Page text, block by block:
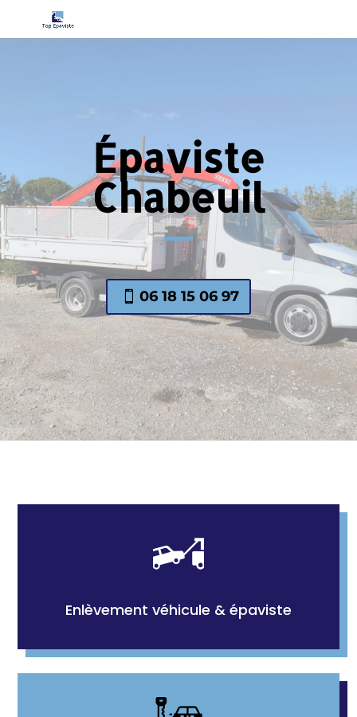
Épaviste
Chabeuil
06 18 15 06 97
Enlèvement véhicule & épaviste